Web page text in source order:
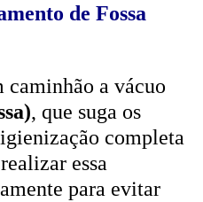
de Fossa
a vácuo
, que suga os
completa
essa
para evitar